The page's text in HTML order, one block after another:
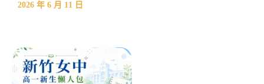
2026 年 6 月 11 日